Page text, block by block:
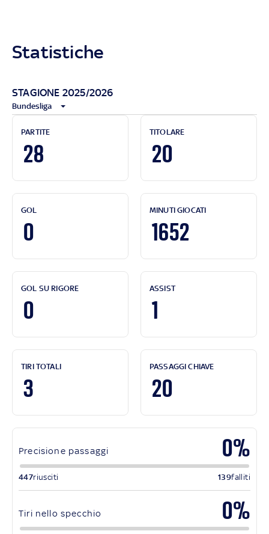
Statistiche
STAGIONE 2025/2026
Bundesliga
PARTITE
28
TITOLARE
20
GOL
0
MINUTI GIOCATI
1652
GOL SU RIGORE
0
ASSIST
1
TIRI TOTALI
3
PASSAGGI CHIAVE
20
Precisione passaggi 0%
447riusciti 139falliti
Tiri nello specchio 0%